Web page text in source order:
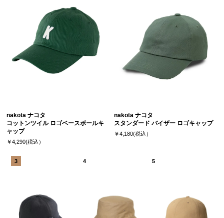
nakota ナコタ
コットンツイル ロゴベースボールキ
ャップ
￥4,290(税込）
nakota ナコタ
スタンダード バイザー ロゴキャップ
￥4,180(税込）